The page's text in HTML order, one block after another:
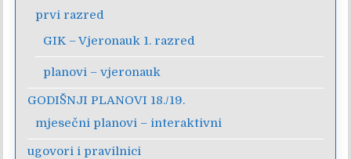
prvi razred
GIK – Vjeronauk 1. razred
planovi – vjeronauk
GODIŠNJI PLANOVI 18./19.
mjesečni planovi – interaktivni
ugovori i pravilnici